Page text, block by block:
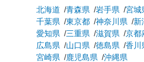
北海道 青森県 岩手県 宮城
千葉県
東京都 神奈川県 新
愛知県
三重県 滋賀県 京都
広島県
山口県 徳島県 香川
宮崎県
鹿児島県 沖縄県